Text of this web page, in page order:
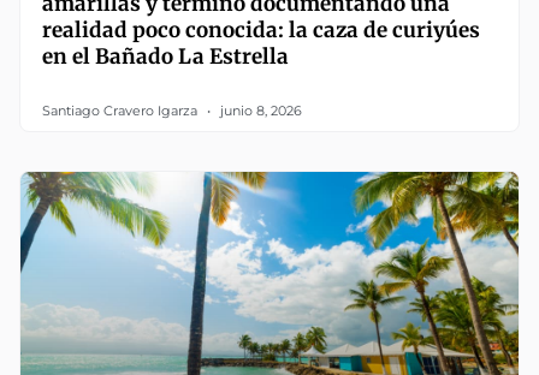
realidad poco conocida: la caza de curiyúes
en el Bañado La Estrella
Santiago Cravero Igarza junio 8, 2026